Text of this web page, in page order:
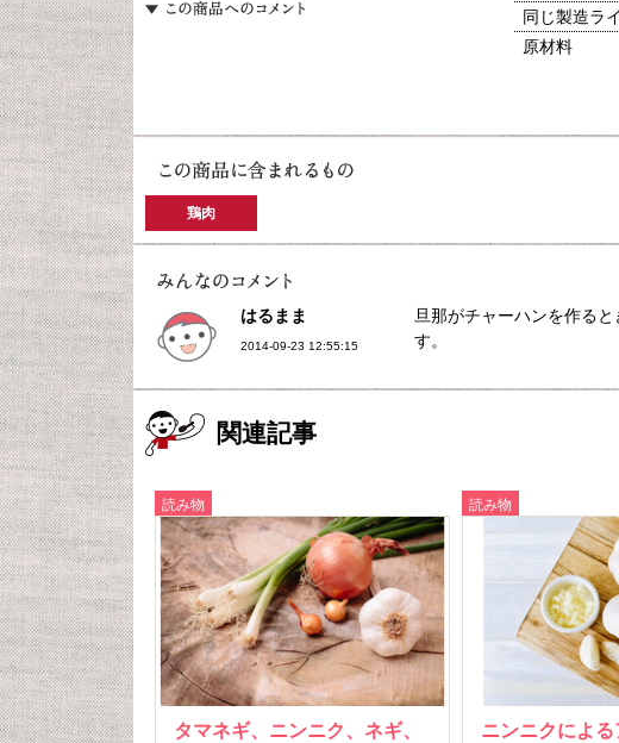
同じ製造ラ
原材料
鶏肉
はるまま
2014-09-23 12:55:15
旦那がチャーハンを作る
す。
関連記事
読み物
タマネギ、ニンニク、ネギ、
読み物
ニンニクによ